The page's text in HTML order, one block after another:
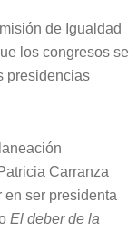
de Igualdad
los congresos se
presidencias
Carranza
ser presidenta
El deber de la